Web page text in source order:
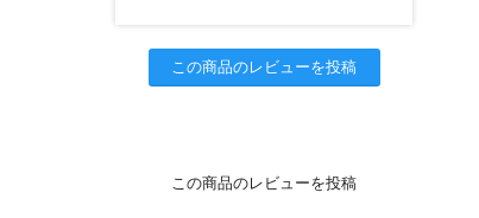
この商品のレビューを投稿
この商品のレビューを投稿